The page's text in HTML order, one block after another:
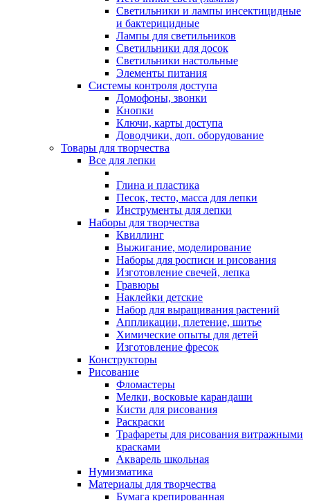
Светильники и лампы инсектицидные
и бактерицидные
Лампы для светильников
Светильники для досок
Светильники настольные
Элементы питания
Системы контроля доступа
Домофоны, звонки
Кнопки
Ключи, карты доступа
Доводчики, доп. оборудование
Товары для творчества
Все для лепки
Глина и пластика
Песок, тесто, масса для лепки
Инструменты для лепки
Наборы для творчества
Квиллинг
Выжигание, моделирование
Наборы для росписи и рисования
Изготовление свечей, лепка
Гравюры
Наклейки детские
Набор для выращивания растений
Аппликации, плетение, шитье
Химические опыты для детей
Изготовление фресок
Конструкторы
Рисование
Фломастеры
Мелки, восковые карандаши
Кисти для рисования
Раскраски
Трафареты для рисования витражными
красками
Акварель школьная
Нумизматика
Материалы для творчества
Бумага крепированная